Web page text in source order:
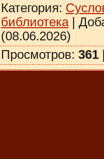
Категория:
библиотека|
(08.06.2026)
Просмотров: 361